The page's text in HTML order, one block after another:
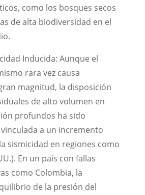
como los bosques secos
de alta biodiversidad en el
Inducida: Aunque el
rara vez causa
magnitud, la disposición
de alto volumen en
profundos ha sido
a un incremento
sismicidad en regiones como
En un país con fallas
como Colombia, la
de la presión del